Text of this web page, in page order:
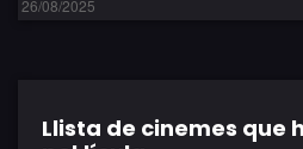
Llista de cinemes que